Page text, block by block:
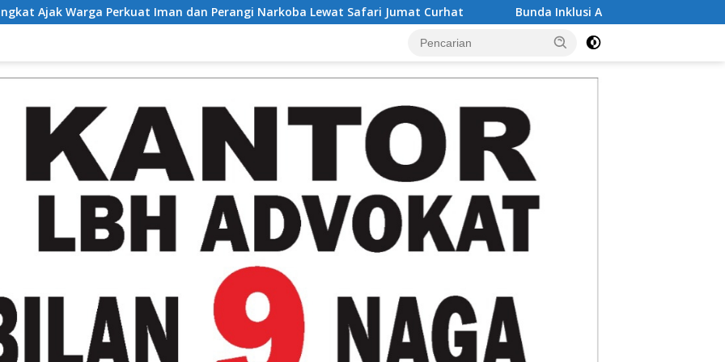
dan Perangi Narkoba Lewat Safari Jumat Curhat Bunda Inklusi Aceh Kukuhkan Herawati Salamina, Dorong